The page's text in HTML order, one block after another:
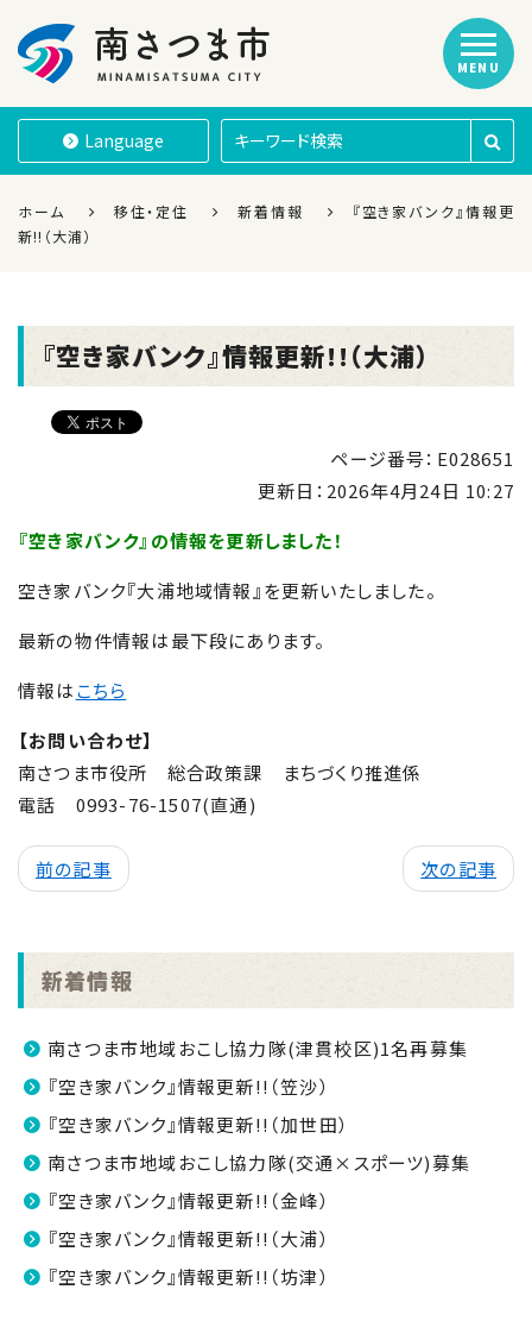
南さつま市
Language
MENU
ホーム 移住・定住 新着情報
『空き家バンク』情報更
新!!（大浦）
『空き家バンク』情報更新!!（大浦）
ページ番号：E028651
更新日： 2026年4月24日 10:27
『空き家バンク』の情報を更新しました！
空き家バンク『大浦地域情報』を更新いたしました。
最新の物件情報は最下段にあります。
情報はこちら
【お問い合わせ】
南さつま市役所 総合政策課 まちづくり推進係
電話 0993-76-1507(直通)
前の記事 次の記事
新着情報
南さつま市地域おこし協力隊(津貫校区)1名再募集
『空き家バンク』情報更新!!（笠沙）
『空き家バンク』情報更新!!（加世田）
南さつま市地域おこし協力隊(交通×スポーツ)募集
『空き家バンク』情報更新!!（金峰）
『空き家バンク』情報更新!!（大浦）
『空き家バンク』情報更新!!（坊津）